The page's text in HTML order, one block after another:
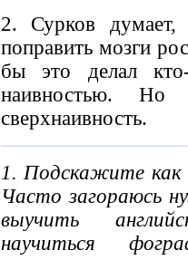
2. Сурков
поправить мозги
бы это делал
наивностью.
сверхнаивность.
1. Подскажите как
Часто загораюсь
выучить
научиться